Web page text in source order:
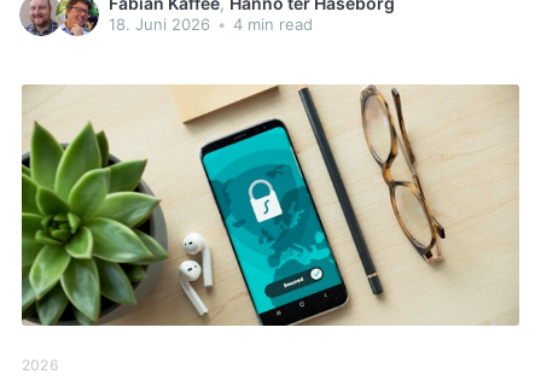
18. Juni 2026 • 4 min read
2026